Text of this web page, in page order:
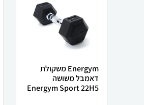
Energym משקולת
דאמבל משושה
Energym Sport 22H5